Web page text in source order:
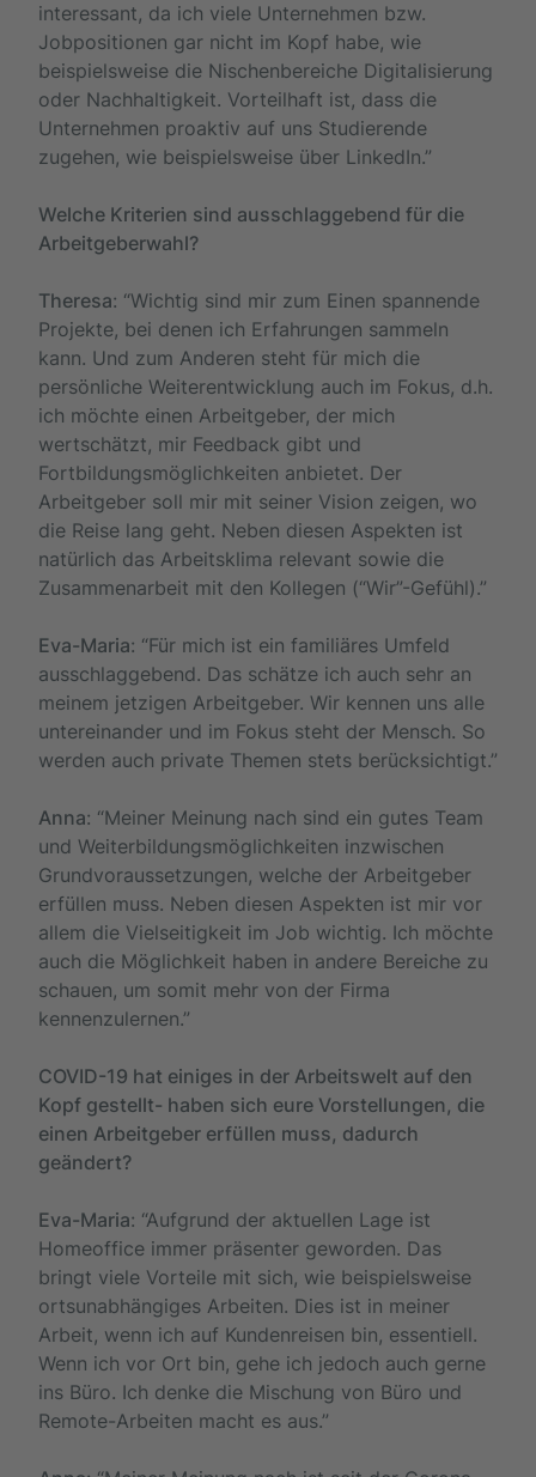
interessant, da ich viele Unternehmen bzw.
Jobpositionen gar nicht im Kopf habe, wie
beispielsweise die Nischenbereiche Digitalisierung
oder Nachhaltigkeit. Vorteilhaft ist, dass die
Unternehmen proaktiv auf uns Studierende
zugehen, wie beispielsweise über LinkedIn.”
Welche Kriterien sind ausschlaggebend für die
Arbeitgeberwahl?
Theresa: “Wichtig sind mir zum Einen spannende
Projekte, bei denen ich Erfahrungen sammeln
kann. Und zum Anderen steht für mich die
persönliche Weiterentwicklung auch im Fokus, d.h.
ich möchte einen Arbeitgeber, der mich
wertschätzt, mir Feedback gibt und
Fortbildungsmöglichkeiten anbietet. Der
Arbeitgeber soll mir mit seiner Vision zeigen, wo
die Reise lang geht. Neben diesen Aspekten ist
natürlich das Arbeitsklima relevant sowie die
Zusammenarbeit mit den Kollegen (“Wir”-Gefühl).”
Eva-Maria: “Für mich ist ein familiäres Umfeld
ausschlaggebend. Das schätze ich auch sehr an
meinem jetzigen Arbeitgeber. Wir kennen uns alle
untereinander und im Fokus steht der Mensch. So
werden auch private Themen stets berücksichtigt.”
Anna: “Meiner Meinung nach sind ein gutes Team
und Weiterbildungsmöglichkeiten inzwischen
Grundvoraussetzungen, welche der Arbeitgeber
erfüllen muss. Neben diesen Aspekten ist mir vor
allem die Vielseitigkeit im Job wichtig. Ich möchte
auch die Möglichkeit haben in andere Bereiche zu
schauen, um somit mehr von der Firma
kennenzulernen.”
COVID-19 hat einiges in der Arbeitswelt auf den
Kopf gestellt- haben sich eure Vorstellungen, die
einen Arbeitgeber erfüllen muss, dadurch
geändert?
Eva-Maria: “Aufgrund der aktuellen Lage ist
Homeoffice immer präsenter geworden. Das
bringt viele Vorteile mit sich, wie beispielsweise
ortsunabhängiges Arbeiten. Dies ist in meiner
Arbeit, wenn ich auf Kundenreisen bin, essentiell.
Wenn ich vor Ort bin, gehe ich jedoch auch gerne
ins Büro. Ich denke die Mischung von Büro und
Remote-Arbeiten macht es aus.”